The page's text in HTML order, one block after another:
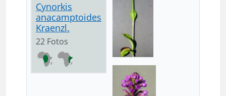
Cynorkis
anacamptoides
Kraenzl.
22 Fotos